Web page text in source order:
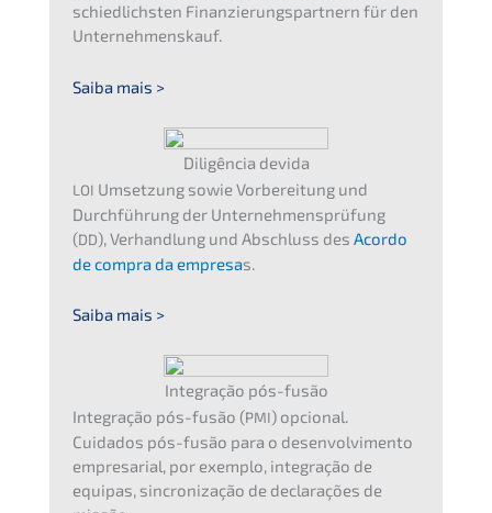
schied­lichs­ten Finanz­ierungs­partnern für den
Unternehmenskauf.
Saiba mais >
Diligên­cia devida
LOI Umset­zung sowie Vorbe­rei­tung und
Durch­füh­rung der Unter­neh­mens­prü­fung
(DD), Verhand­lung und Abschluss des Acordo
de compra da empre­sas.
Saiba mais >
Integra­ção pós-fusão
Integra­ção pós-fusão (PMI) opcio­nal.
Cuidados pós-fusão para o desen­vol­vi­men­to
empre­sa­ri­al, por exemplo, integra­ção de
equipas, sincro­ni­za­ção de decla­ra­ções de